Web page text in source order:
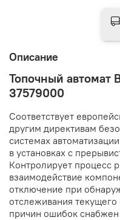
Описание
Топочный автомат
37579000
Соответствует
другим директивам
системах
в установках с
Контролирует процесс
взаимодействие
отключение при
отслеживания текущего
причин ошибок